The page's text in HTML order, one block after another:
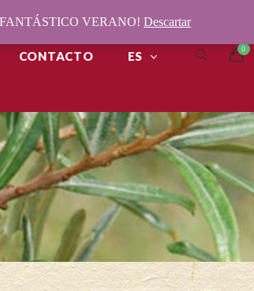
CONTACTO ES
VERANO! Descartar